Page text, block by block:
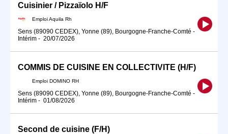
Cuisinier / Pizzaïolo H/F
Emploi Aquila Rh
Sens (89090 CEDEX), Yonne (89), Bourgogne-Franche-Comté -
Intérim - 20/07/2026
COMMIS DE CUISINE EN COLLECTIVITE (H/F)
Emploi DOMINO RH
Sens (89090 CEDEX), Yonne (89), Bourgogne-Franche-Comté -
Intérim - 01/08/2026
Second de cuisine (F/H)